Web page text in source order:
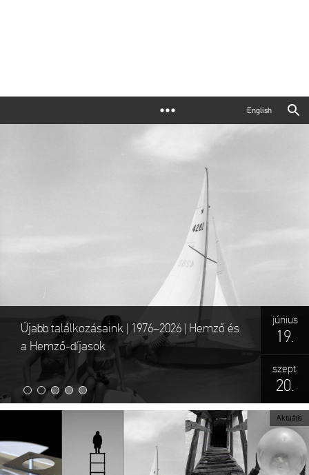
English
Újabb találkozásaink | 1976–2026 | Hemző és
a Hemző-díjasok
június
19.
szept.
20.
RÉVÉSZ TAMÁS_Csend | A mindennapok
költészete
július
17.
október
11.
Aktuális